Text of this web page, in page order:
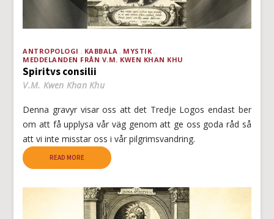
ANTROPOLOGI KABBALA
MYSTIK
MEDDELANDEN FRÅN V.M. KWEN KHAN KHU
Spiritvs consilii
V.M. Kwen Khan Khu
Denna gravyr visar oss att det Tredje Logos endast ber
om att få upplysa vår väg genom att ge oss goda råd så
att vi inte misstar oss i vår pilgrimsvandring.
READ MORE